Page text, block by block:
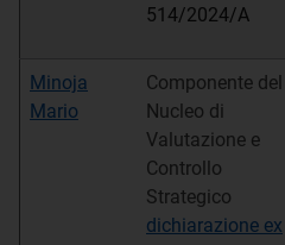
514/2024/A
Minoja
Mario
Componente del
Nucleo di
Valutazione e
Controllo
Strategico
dichiarazione ex